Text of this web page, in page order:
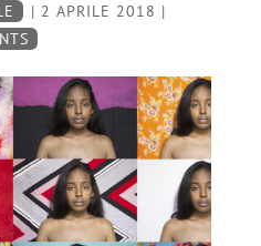
| 2 APRILE 2018 |